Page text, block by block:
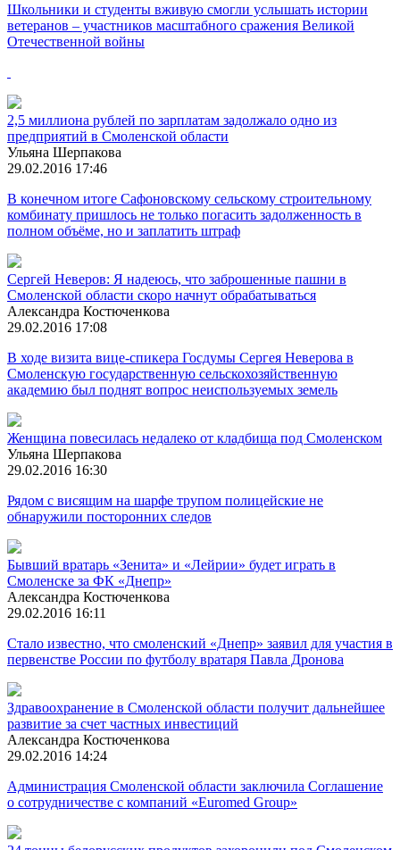
Школьники и студенты вживую смогли услышать истории
ветеранов – участников масштабного сражения Великой
Отечественной войны
2,5 миллиона рублей по зарплатам задолжало одно из
предприятий в Смоленской области
Ульяна Шерпакова
29.02.2016 17:46
В конечном итоге Сафоновскому сельскому строительному
комбинату пришлось не только погасить задолженность в
полном объёме, но и заплатить штраф
Сергей Неверов: Я надеюсь, что заброшенные пашни в
Смоленской области скоро начнут обрабатываться
Александра Костюченкова
29.02.2016 17:08
В ходе визита вице-спикера Госдумы Сергея Неверова в
Смоленскую государственную сельскохозяйственную
академию был поднят вопрос неиспользуемых земель
Женщина повесилась недалеко от кладбища под Смоленском
Ульяна Шерпакова
29.02.2016 16:30
Рядом с висящим на шарфе трупом полицейские не
обнаружили посторонних следов
Бывший вратарь «Зенита» и «Лейрии» будет играть в
Смоленске за ФК «Днепр»
Александра Костюченкова
29.02.2016 16:11
Стало известно, что смоленский «Днепр» заявил для участия в
первенстве России по футболу вратаря Павла Дронова
Здравоохранение в Смоленской области получит дальнейшее
развитие за счет частных инвестиций
Александра Костюченкова
29.02.2016 14:24
Администрация Смоленской области заключила Соглашение
о сотрудничестве с компаний «Euromed Group»